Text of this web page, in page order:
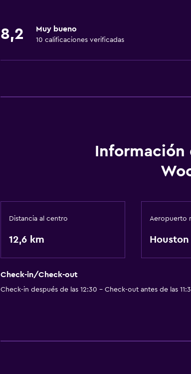
8,2 Muy bueno
10 calificaciones verificadas
Información
Distancia al centro
12,6 km
Aeropuerto
Check-in/Check-out
Check-in después de las 12:30 - Check-out antes de las